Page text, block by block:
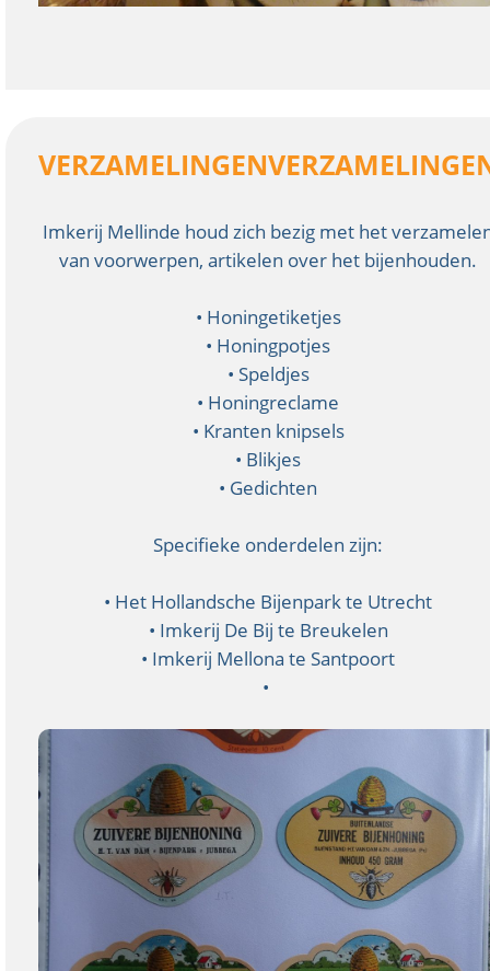
Imkerij Mellinde houd zich bezig met het
van voorwerpen, artikelen over het bijenhouden.
• Honingetiketjes
• Honingpotjes
• Speldjes
• Honingreclame
• Kranten knipsels
• Blikjes
• Gedichten
Specifieke onderdelen zijn:
• Het Hollandsche Bijenpark te Utrecht
• Imkerij De Bij te Breukelen
• Imkerij Mellona te Santpoort
•